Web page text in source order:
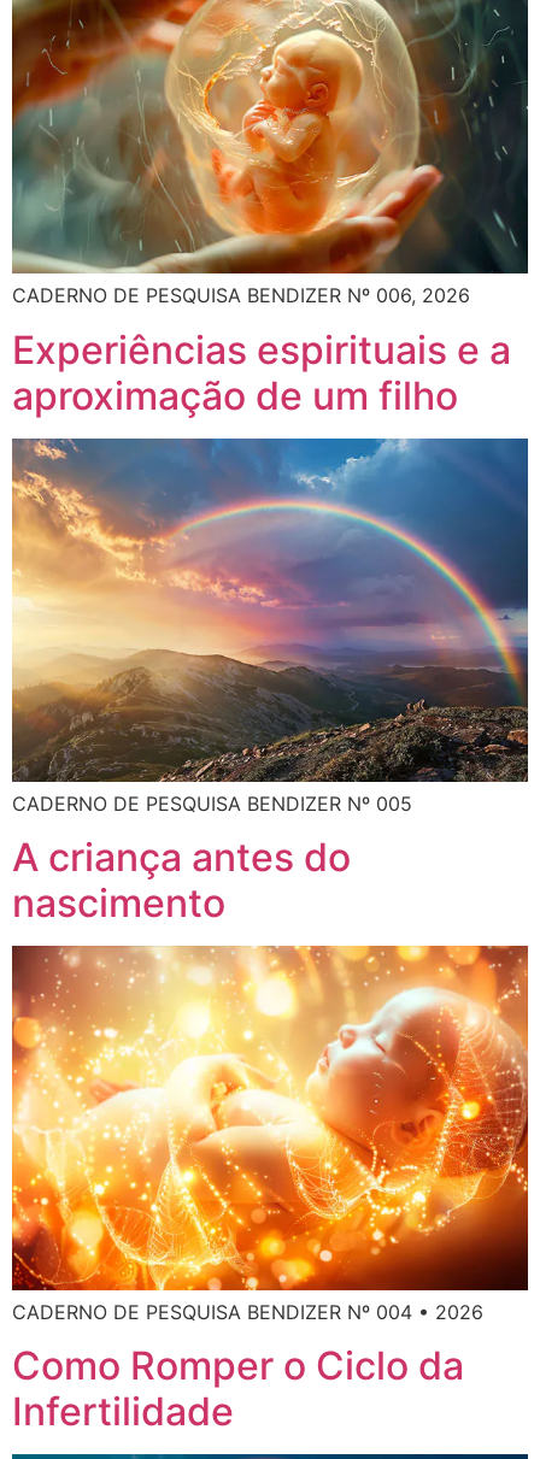
CADERNO DE PESQUISA BENDIZER Nº 006, 2026
Experiências espirituais e a
aproximação de um filho
CADERNO DE PESQUISA BENDIZER Nº 005
A criança antes do
nascimento
CADERNO DE PESQUISA BENDIZER Nº 004 • 2026
Como Romper o Ciclo da
Infertilidade